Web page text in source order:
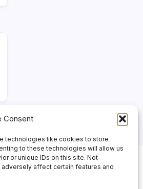
Consent
technologies like cookies to store
to these technologies will allow us
or unique IDs on this site. Not
affect certain features and